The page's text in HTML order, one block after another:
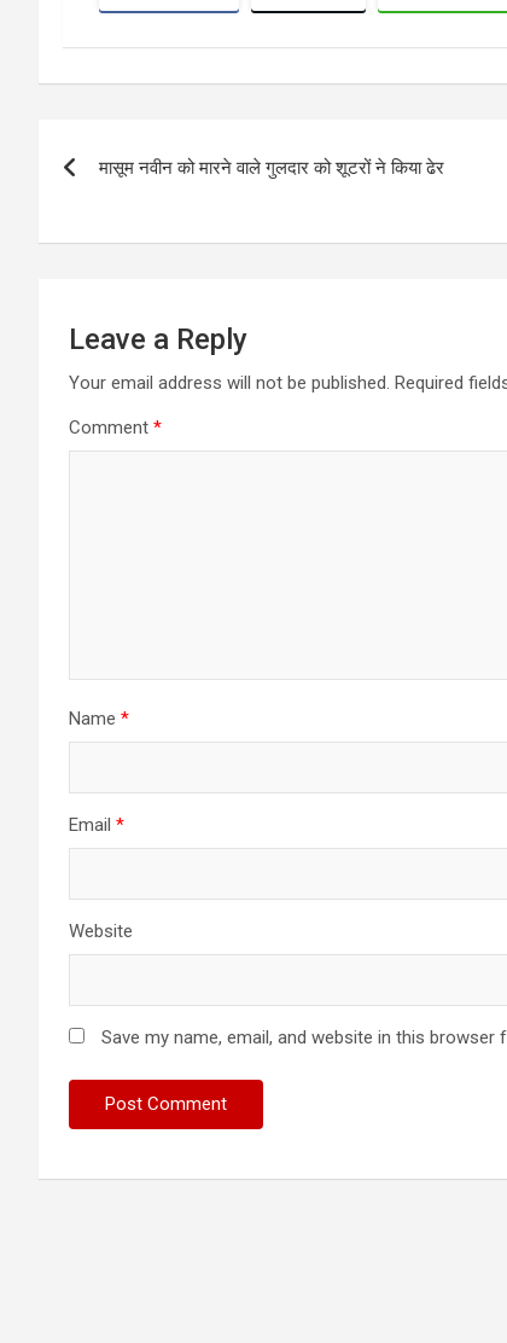
navigation
मासूम नवीन को मारने वाले गुलदार को शूटरों ने किया ढेर
Leave a Reply
Your email address will not be published. Required
Comment *
Name *
Email *
Website
Save my name, email, and website in this